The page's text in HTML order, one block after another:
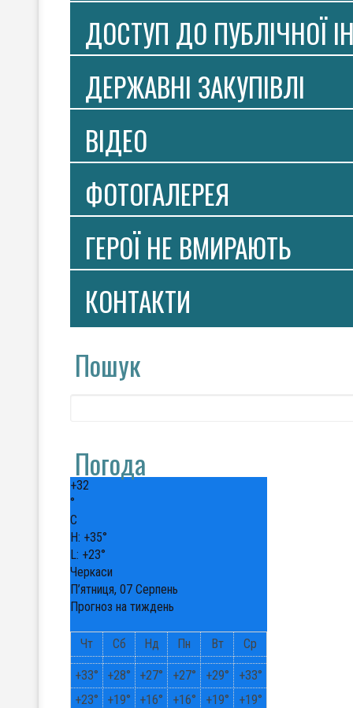
ДОСТУП ДО ПУБЛІЧНОЇ
ДЕРЖАВНІ ЗАКУПІВЛІ
ВIДЕО
ФОТОГАЛЕРЕЯ
ГЕРОЇ НЕ ВМИРАЮТЬ
КОНТАКТИ
Пошук
Погода
+32
°
C
H: +35°
L: +23°
Черкаси
П’ятниця, 07 Серпень
Прогноз на тиждень
Чт Сб Нд Пн Вт Ср
+33° +28° +27° +27° +29° +33°
+23° +19° +16° +16° +19° +19°